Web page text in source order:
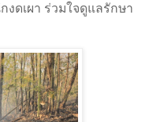
ดเผา ร่วมใจดูแลรักษา